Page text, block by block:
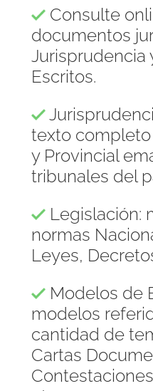
Consulte
documentos
Jurisprudencia
Escritos.
texto
y Provincial
tribunales del
Legislación:
normas
Leyes,
Modelos de
modelos
cantidad de
Cartas